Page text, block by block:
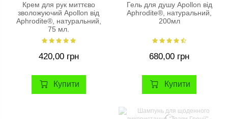
Крем для рук миттєво
зволожуючий Apollon від
Aphrodite®, натуральний,
75 мл.
420,00 грн
Купити
Гель для душу Apollon від
Aphrodite®, натуральний,
200мл
680,00 грн
Купити